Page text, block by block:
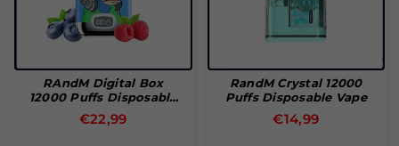
RAndM Digital Box
12000 Puffs Disposable
Vape
Normal
€22,99
RandM Crystal 12000
Puffs Disposable Vape
Normal
€14,99